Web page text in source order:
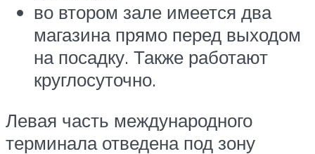
во втором зале имеется два
магазина прямо перед выходом
на посадку. Также работают
круглосуточно.
Левая часть международного
терминала отведена под зону